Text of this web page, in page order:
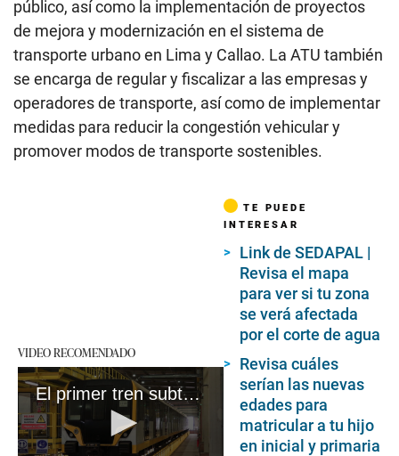
público, así como la implementación de proyectos
de mejora y modernización en el sistema de
transporte urbano en Lima y Callao. La ATU también
se encarga de regular y fiscalizar a las empresas y
operadores de transporte, así como de implementar
medidas para reducir la congestión vehicular y
promover modos de transporte sostenibles.
VIDEO RECOMENDADO
El primer tren subterráneo del país próximo a operar
TE PUEDE
INTERESAR
Link de SEDAPAL |
Revisa el mapa
para ver si tu zona
se verá afectada
por el corte de agua
Revisa cuáles
serían las nuevas
edades para
matricular a tu hijo
en inicial y primaria